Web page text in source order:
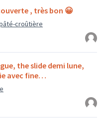
, très bon 😀
croûtière
the slide demi lune,
avec fine…